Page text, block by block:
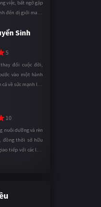
việc, bất ngờ gặp
đến dị giới mang
Sinh
5
đổi cuộc đời,
vào một hành
về sức mạnh lẫn
10
nuôi dưỡng và rèn
đồng thời sở hữu
tiếp với các loài